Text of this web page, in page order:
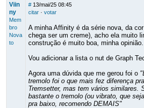
Viin
ny
Mem
bro
Nova
to
# 13/mai/25 08:45
citar· votar
A minha Affinity é da série nova, da
chega ser um creme), acho ela muito
construção é muito boa, minha opinião.
Vou adicionar a lista o nut de Graph
Agora uma dúvida que me gerou foi o
tremolo foi o que mais fez diferença
Tremsetter, mas tem vários similares.
bastante o tremolo (ou vibrato, que
pra baixo, recomendo DEMAIS"